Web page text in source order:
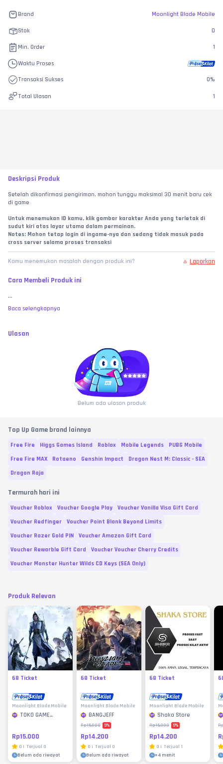
Brand Moonlight Blade Mobile
Stok 0
Min. Order 1
Waktu Proses
Transaksi Sukses 0%
Total Ulasan 1
Deskripsi Produk
Setelah dikonfirmasi pengiriman, mohon tunggu maksimal 30 menit baru cek
di game
Untuk menemukan ID kamu, klik gambar karakter Anda yang terletak di
sudut kiri atas layar utama dalam permainan.
Notes: Mohon tetap login di ingame-nya dan sedang tidak masuk pada
cross server selama proses transaksi
Kamu menemukan masalah dengan produk ini? Laporkan
Cara Membeli Produk ini
...
Baca selengkapnya
Ulasan
Belum ada ulasan produk
Top Up Game brand lainnya
Free Fire Higgs Games Island Roblox Mobile Legends
PUBG Mobile
Free Fire MAX
Rotaeno Genshin Impact
Dragon Nest M: Classic - SEA
Dragon Raja
Termurah hari ini
Voucher Roblox Voucher Google Play
Voucher Vanilla Visa Gift Card
Voucher Redfinger
Voucher Point Blank Beyond Limits
Voucher Razer Gold PIN
Voucher Amazon Gift Card
Voucher Rewarble Gift Card
Voucher Voucher Cherry Credits
Voucher Monster Hunter Wilds CD Keys (SEA Only)
Produk Relevan
68 Ticket
Moonlight Blade Mobile
TOKO GAME
Rp15.000
0 | Terjual 0
Belum ada riwayat
68 Ticket
Moonlight Blade Mobile
BANGJEFF
Rp15.000 5%
Rp14.200
0 | Terjual 0
Belum ada riwayat
68 Ticket
Moonlight Blade Mobile
Shaka Store
Rp15.000 5%
Rp14.200
0 | Terjual 1
±4 menit